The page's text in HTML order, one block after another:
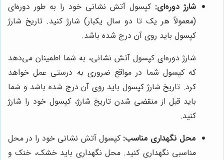
شارژ دوره‌ای: کپسول آتش نشانی خود را به طور دوره‌ای
(معمولاً هر یک تا دو سال یکبار) شارژ کنید. تاریخ شارژ
کپسول باید روی آن درج شده باشد.
شارژ دوره‌ای کپسول آتش نشانی، به شما اطمینان می‌دهد
که کپسول شما در مواقع ضروری به درستی عمل خواهد
کرد. تاریخ شارژ کپسول باید روی آن درج شده باشد و شما
باید قبل از منقضی شدن تاریخ شارژ، کپسول خود را شارژ
کنید.
محل نگهداری مناسب: کپسول آتش نشانی خود را در محل
مناسبی نگهداری کنید. محل نگهداری باید خشک، خنک و